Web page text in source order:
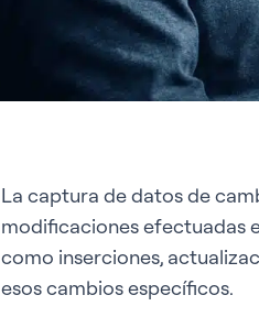
La captura de datos de
modificaciones efectuadas
como inserciones,
esos cambios específicos.